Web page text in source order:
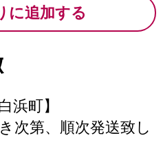
に追加する
町】
次第、順次発送致し